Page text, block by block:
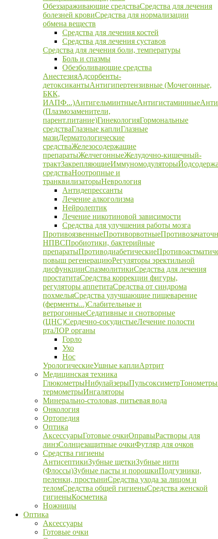
Обеззараживающие средстваСредства для лечения
болезней кровиСредства для нормализации
обмена веществ
Средства для лечения костей
Средства для лечения суставов
Средства для лечения боли, температуры
Боль и спазмы
Обезболивающие средства
АнестезияАдсорбенты-
детоксикантыАнтигипертензивные (Мочегонные,
БКК,
ИАПФ...)АнтигельминтныеАнтигистаминные
(Плазмозаменители,
парент.питание)ГинекологияГормональные
средстваГлазные каплиГлазные
мазиДерматологические
средстваЖелезосодержащие
препаратыЖелчегонныеЖелудочно-кишечный-
трактЗакрепляющиеИммуномодуляторы
средстваНоотропные и
транквилизаторыНеврология
Антидепрессанты
Лечение алкоголизма
Нейролептик
Лечение никотиновой зависимости
Средства для улучшения работы мозга
ПротивоязвенныеПротиворвотные
НПВСПробиотики, бактерийные
препаратыПротиводиабетические
повыш регенерациюРегуляторы эректильной
дисфункцииСпазмолитикиСредства для лечения
простатитаСредства коррекции фигуры,
регуляторы аппетитаСредства от синдрома
похмельяСредства улучшающие пищеварение
(ферменты...)Слабительные и
ветрогонныеСедативные и снотворные
(ЦНС)Сердечно-сосудистыеЛечение полости
ртаЛОР органы
Горло
Ухо
Нос
УрологическиеУшные каплиАртрит
Медицинская техника
ГлюкометрыНибулайзерыПульсоксиметрТонометры
термометрыИнгаляторы
Минерально-столовая, питьевая вода
Онкология
Ортопедия
Оптика
АксессуарыГотовые очкиОправыРастворы для
линзСолнцезащитные очкиФутляр для очков
Средства гигиены
АнтисептикиЗубные щеткиЗубные нити
(Флоссы)Зубные пасты и порошкиПодгузники,
пеленки, простыниСредства ухода за лицом и
теломСредства общей гигиеныСредства женской
гигиеныКосметика
Ножницы
Оптика
Аксессуары
Готовые очки